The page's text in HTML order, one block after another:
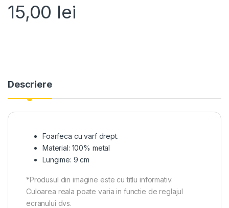
15,00 lei
Descriere
Foarfeca cu varf drept.
Material: 100% metal
Lungime: 9 cm
*Produsul din imagine este cu titlu informativ.
Culoarea reala poate varia in functie de reglajul
ecranului dvs.